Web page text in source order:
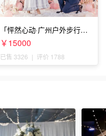
「怦然心动·广州户外步行街
求婚」
￥15000
已售 3326 | 评价 1788